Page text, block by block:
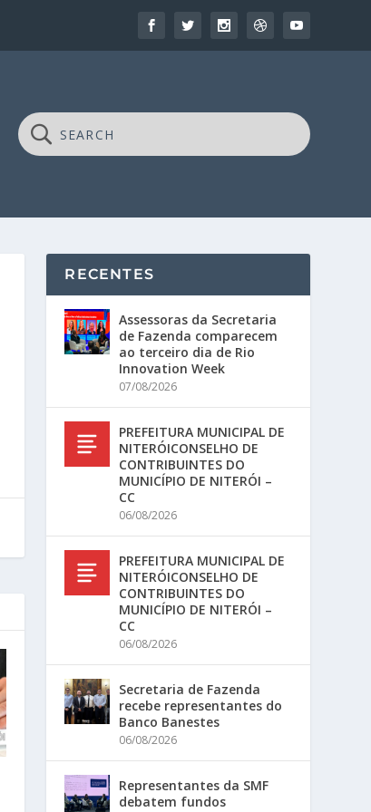
RECENTES
Assessoras da Secretaria
de Fazenda comparecem
ao terceiro dia de Rio
Innovation Week
07/08/2026
PREFEITURA MUNICIPAL DE
NITERÓICONSELHO DE
CONTRIBUINTES DO
MUNICÍPIO DE NITERÓI –
CC
06/08/2026
PREFEITURA MUNICIPAL DE
NITERÓICONSELHO DE
CONTRIBUINTES DO
MUNICÍPIO DE NITERÓI –
CC
06/08/2026
Secretaria de Fazenda
recebe representantes do
Banco Banestes
06/08/2026
Representantes da SMF
debatem fundos